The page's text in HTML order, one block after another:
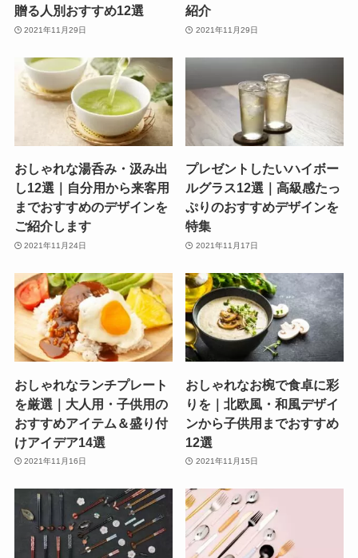
贈る人別おすすめ12選
2021年11月29日
紹介
2021年11月29日
おしゃれな湯呑み・汲み出
し12選｜自分用から来客用
までおすすめのデザインを
ご紹介します
2021年11月24日
プレゼントしたいハイボー
ルグラス12選｜高級感たっ
ぷりのおすすめデザインを
特集
2021年11月17日
おしゃれなランチプレート
を厳選｜大人用・子供用の
おすすめアイテム＆盛り付
けアイデア14選
2021年11月16日
おしゃれなお椀で食卓に彩
りを｜北欧風・和風デザイ
ンから子供用までおすすめ
12選
2021年11月15日